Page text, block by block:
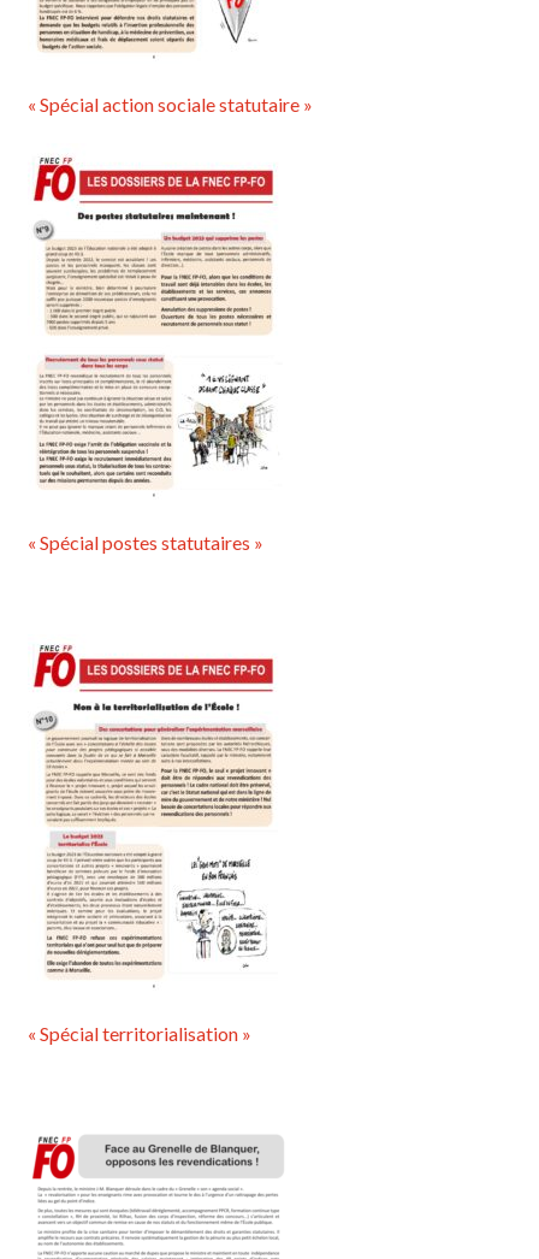
« Spécial action sociale statutaire »
« Spécial postes statutaires »
« Spécial territorialisation »